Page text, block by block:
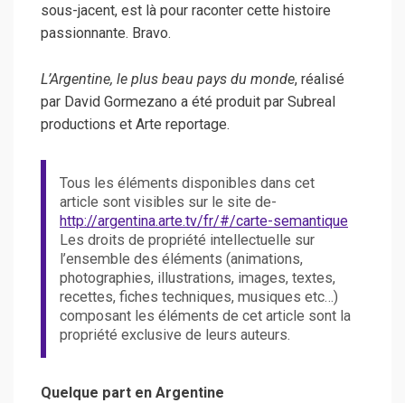
sous-jacent, est là pour raconter cette histoire
passionnante. Bravo.
L’Argentine, le plus beau pays du monde, réalisé
par David Gormezano a été produit par Subreal
productions et Arte reportage.
Tous les éléments disponibles dans cet
article sont visibles sur le site de-
http://argentina.arte.tv/fr/#/carte-semantique
Les droits de propriété intellectuelle sur
l’ensemble des éléments (animations,
photographies, illustrations, images, textes,
recettes, fiches techniques, musiques etc…)
composant les éléments de cet article sont la
propriété exclusive de leurs auteurs.
Quelque part en Argentine